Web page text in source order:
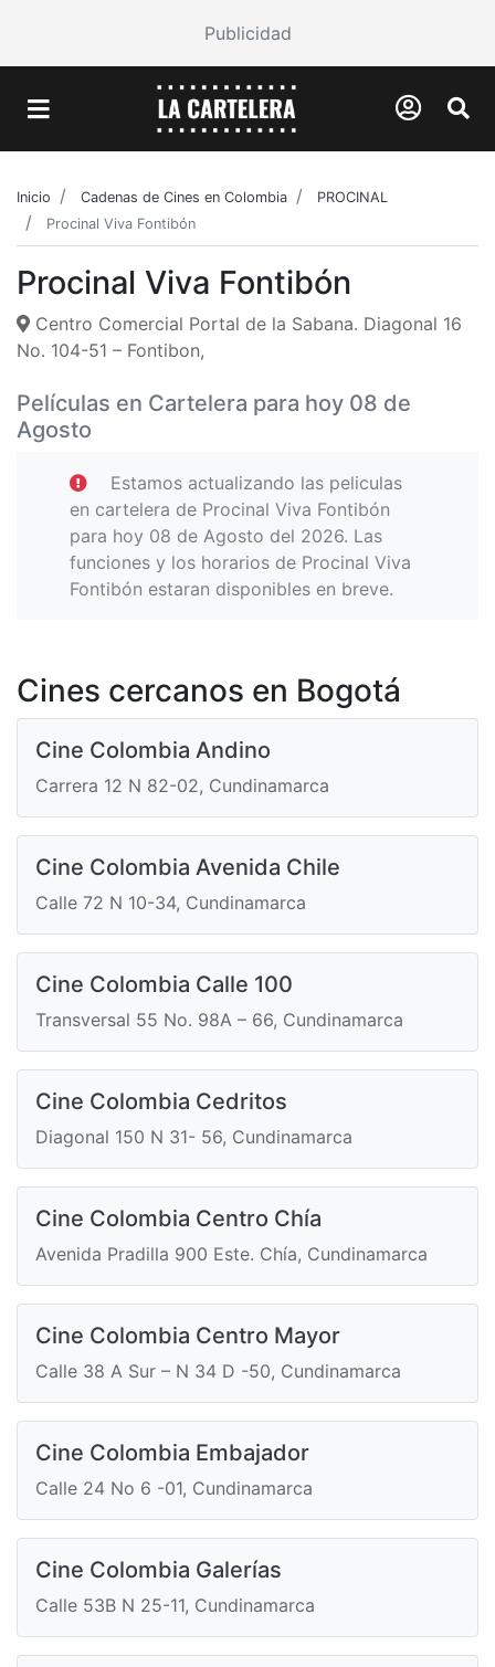
Publicidad
Inicio Cadenas de Cines en Colombia
PROCINAL
Procinal Viva Fontibón
Procinal Viva Fontibón
Centro Comercial Portal de la Sabana. Diagonal 16
No. 104-51 – Fontibon,
Películas en Cartelera para hoy 08 de
Agosto
Estamos actualizando las peliculas
en cartelera de Procinal Viva Fontibón
para hoy 08 de Agosto del 2026. Las
funciones y los horarios de Procinal Viva
Fontibón estaran disponibles en breve.
Cines cercanos en Bogotá
Cine Colombia Andino
Carrera 12 N 82-02, Cundinamarca
Cine Colombia Avenida Chile
Calle 72 N 10-34, Cundinamarca
Cine Colombia Calle 100
Transversal 55 No. 98A – 66, Cundinamarca
Cine Colombia Cedritos
Diagonal 150 N 31- 56, Cundinamarca
Cine Colombia Centro Chía
Avenida Pradilla 900 Este. Chía, Cundinamarca
Cine Colombia Centro Mayor
Calle 38 A Sur – N 34 D -50, Cundinamarca
Cine Colombia Embajador
Calle 24 No 6 -01, Cundinamarca
Cine Colombia Galerías
Calle 53B N 25-11, Cundinamarca